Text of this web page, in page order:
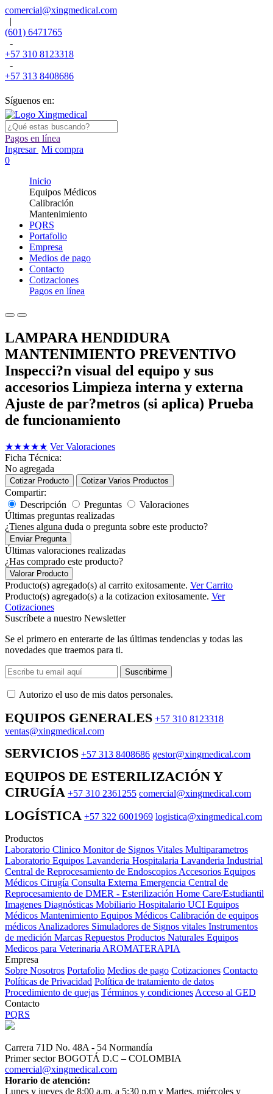
comercial@xingmedical.com
|
(601) 6471765
-
+57 310 8123318
-
+57 313 8408686
Síguenos en:
Pagos en línea
Ingresar Mi compra
0
Inicio
Equipos Médicos
Calibración
Mantenimiento
PQRS
Portafolio
Empresa
Medios de pago
Contacto
Cotizaciones
Pagos en línea
LAMPARA HENDIDURA
MANTENIMIENTO PREVENTIVO
Inspecci?n visual del equipo y sus
accesorios Limpieza interna y externa
Ajuste de par?metros (si aplica) Prueba
de funcionamiento
★★★★★ Ver Valoraciones
Ficha Técnica:
No agregada
Cotizar Producto Cotizar Varios Productos
Compartir:
Descripción
Preguntas
Valoraciones
Últimas preguntas realizadas
¿Tienes alguna duda o pregunta sobre este producto?
Enviar Pregunta
Últimas valoraciones realizadas
¿Has comprado este producto?
Valorar Producto
Producto(s) agregado(s) al carrito exitosamente. Ver Carrito
Producto(s) agregado(s) a la cotizacion exitosamente. Ver
Cotizaciones
Suscríbete a nuestro Newsletter
Se el primero en enterarte de las últimas tendencias y todas las
novedades que traemos para ti.
Suscribirme
Autorizo ​​el uso de mis datos personales.
EQUIPOS GENERALES +57 310 8123318
ventas@xingmedical.com
SERVICIOS +57 313 8408686 gestor@xingmedical.com
EQUIPOS DE ESTERILIZACIÓN Y
CIRUGÍA +57 310 2361255 comercial@xingmedical.com
LOGÍSTICA +57 322 6001969 logistica@xingmedical.com
Productos
Laboratorio Clinico Monitor de Signos Vitales Multiparametros
Laboratorio Equipos Lavanderia Hospitalaria Lavanderia Industrial
Central de Reprocesamiento de Endoscopios Accesorios Equipos
Médicos Cirugía Consulta Externa Emergencia Central de
Reprocesamiento de DMER - Esterilización Home Care/Estudiantil
Imagenes Diagnósticas Mobiliario Hospitalario UCI Equipos
Médicos Mantenimiento Equipos Médicos Calibración de equipos
médicos Analizadores Simuladores de Signos vitales Instrumentos
de medición Marcas Repuestos Productos Naturales Equipos
Medicos para Veterinaria AROMATERAPIA
Empresa
Sobre Nosotros Portafolio Medios de pago Cotizaciones Contacto
Políticas de Privacidad Política de tratamiento de datos
Procedimiento de quejas Términos y condiciones Acceso al GED
Contacto
PQRS
Carrera 71D No. 48A - 54 Normandía
Primer sector BOGOTÁ D.C – COLOMBIA
comercial@xingmedical.com
Horario de atención:
Lunes y jueves de 8:00 a.m. a 5:30 p.m y Martes, miércoles y